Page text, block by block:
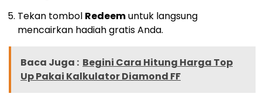
Tekan tombol Redeemuntuk langsung
mencairkan hadiah gratis Anda.
Baca Juga : Begini Cara Hitung Harga Top
Up Pakai Kalkulator Diamond FF